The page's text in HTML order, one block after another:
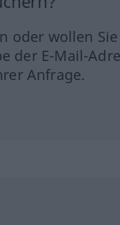
oder wollen
der E-Mail-
Anfrage.